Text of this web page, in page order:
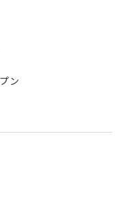
ン